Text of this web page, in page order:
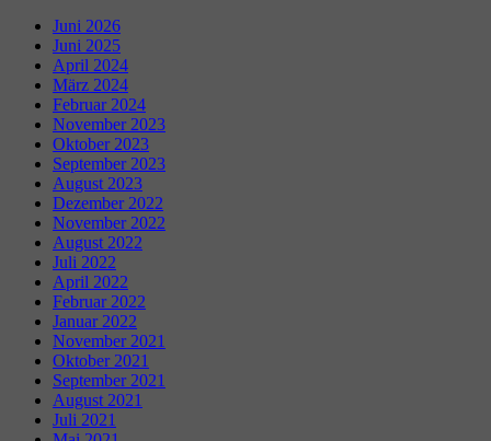
Juni 2026
Juni 2025
April 2024
März 2024
Februar 2024
November 2023
Oktober 2023
September 2023
August 2023
Dezember 2022
November 2022
August 2022
Juli 2022
April 2022
Februar 2022
Januar 2022
November 2021
Oktober 2021
September 2021
August 2021
Juli 2021